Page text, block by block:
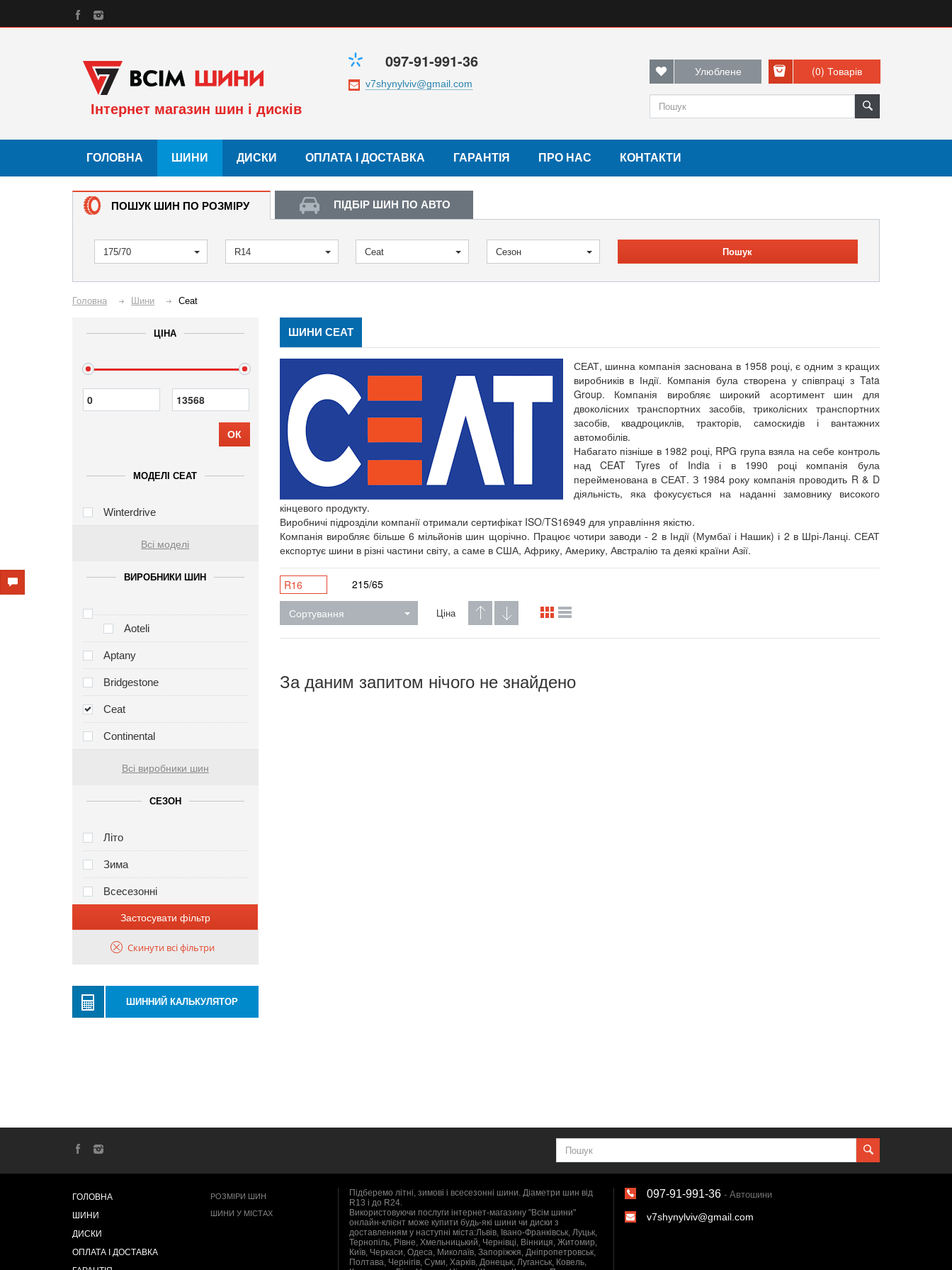
Інтернет магазин шин і дисків
097-91-991-36 Улюблене (0) Товарів
ГОЛОВНА ШИНИ ДИСКИ ОПЛАТА І ДОСТАВКА ГАРАНТІЯ ПРО НАС КОНТАКТИ
ПОШУК ШИН ПО РОЗМІРУ ПІДБІР ШИН ПО АВТО
175/70 R14 Ceat Сезон Пошук
Головна Шини Ceat
ЦІНА
ОК
МОДЕЛІ CEAT
Winterdrive
Всі моделі
ВИРОБНИКИ ШИН
Aoteli
Aptany
Bridgestone
Ceat
Continental
Всі виробники шин
СЕЗОН
Літо
Зима
Всесезонні
Застосувати фільтр
Скинути всі фільтри
ШИННИЙ КАЛЬКУЛЯТОР
ШИНИ CEAT
СЕАТ, шинна компанія заснована в 1958 році, є одним з кращих
виробників в Індії. Компанія була створена у співпраці з Tata
Group. Компанія виробляє широкий асортимент шин для
двоколісних транспортних засобів, триколісних транспортних
засобів, квадроциклів, тракторів, самоскидів і вантажних
автомобілів.
Набагато пізніше в 1982 році, RPG група взяла на себе контроль
над CEAT Tyres of India і в 1990 році компанія була
перейменована в СЕАТ. З 1984 року компанія проводить R & D
діяльність, яка фокусується на наданні замовнику високого
кінцевого продукту.
Виробничі підрозділи компанії отримали сертифікат ISO/TS16949 для управління якістю.
Компанія виробляє більше 6 мільйонів шин щорічно. Працює чотири заводи - 2 в Індії (Мумбаї і Нашик) і 2 в Шрі-Ланці. СЕАТ
експортує шини в різні частини світу, а саме в США, Африку, Америку, Австралію та деякі країни Азії.
R16 215/65
Сортування Ціна
За даним запитом нічого не знайдено
ГОЛОВНА
ШИНИ
ДИСКИ
ОПЛАТА І ДОСТАВКА
РОЗМІРИ ШИН
ШИНИ У МІСТАХ
Підберемо літні, зимові і всесезонні шини. Діаметри шин від
R13 і до R24.
Використовуючи послуги інтернет-магазину "Всім шини"
онлайн-клієнт може купити будь-які шини чи диски з
доставленням у наступні міста:Львів, Івано-Франківськ, Луцьк,
Тернопіль, Рівне, Хмельницький, Чернівці, Вінниця, Житомир,
Київ, Черкаси, Одеса, Миколаїв, Запоріжжя, Дніпропетровськ,
Полтава, Чернігів, Суми, Харків, Донецьк, Луганськ, Ковель,
097-91-991-36 - Автошини